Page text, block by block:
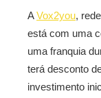
AVox2you,
está com uma
uma franquia
terá desconto
investimento